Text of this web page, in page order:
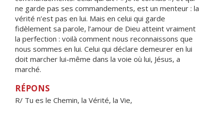
ne garde pas ses commandements, est un menteur : la
vérité n’est pas en lui. Mais en celui qui garde
fidèlement sa parole, l’amour de Dieu atteint vraiment
la perfection : voilà comment nous reconnaissons que
nous sommes en lui. Celui qui déclare demeurer en lui
doit marcher lui-même dans la voie où lui, Jésus, a
marché.
RÉPONS
R/ Tu es le Chemin, la Vérité, la Vie,